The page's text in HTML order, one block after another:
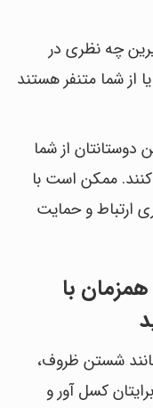
چه نظری در
از شما متنفر هستند
از شما
کنند. ممکن است با
ارتباط و حمایت
همزمان با
شستن ظروف،
کسل آور و